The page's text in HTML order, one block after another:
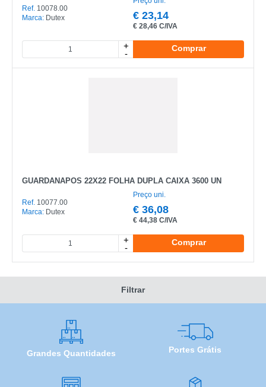
Ref. 10078.00
Marca: Dutex € 23,14
€ 28,46 C/IVA
+
-
Comprar
GUARDANAPOS 22X22 FOLHA DUPLA CAIXA 3600 UN
Ref. 10077.00
Marca: Dutex
Preço uni.
€ 36,08
€ 44,38 C/IVA
+
-
Comprar
Filtrar
Grandes Quantidades Portes Grátis